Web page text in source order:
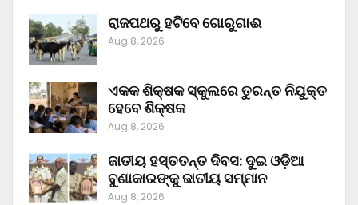
ରାଜପଥରୁ ହଟିବେ ଗୋରୁଗାଈ
Aug 8, 2026
ଏକକ ଶିକ୍ଷକ ସ୍କୁଲରେ ତୁରନ୍ତ ନିଯୁକ୍ତ
ହେବେ ଶିକ୍ଷକ
Aug 8, 2026
ଜାତୀୟ ହସ୍ତତନ୍ତ ଦିବସ: ଦୁଇ ଓଡ଼ିଆ
ବୁଣାକାରଙ୍କୁ ଜାତୀୟ ସମ୍ମାନ
Aug 8, 2026